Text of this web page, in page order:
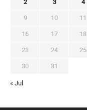
2 3 4
9 10 11
16 17 18
23 24 25
30 31
« Jul